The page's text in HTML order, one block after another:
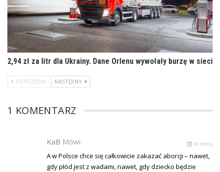
2,94 zł za litr dla Ukrainy. Dane Orlenu wywołały burzę w sieci
POPRZEDNI NASTĘPNY
1 KOMENTARZ
KaB Mówi % temu
A w Polsce chce się całkowicie zakazać aborcji – nawet,
gdy płód jest z wadami, nawet, gdy dziecko będzie